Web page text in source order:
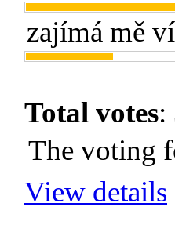
zajímá mě
Total votes:
The voting
View details